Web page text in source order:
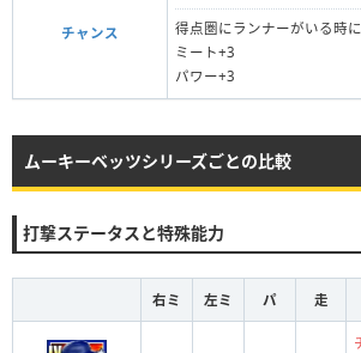
チャンス
得点圏にランナーがいる時
ミート+3
パワー+3
ムーキーベッツシリーズごとの比較
打撃ステータスと特殊能力
右ミ 左ミ パ 走